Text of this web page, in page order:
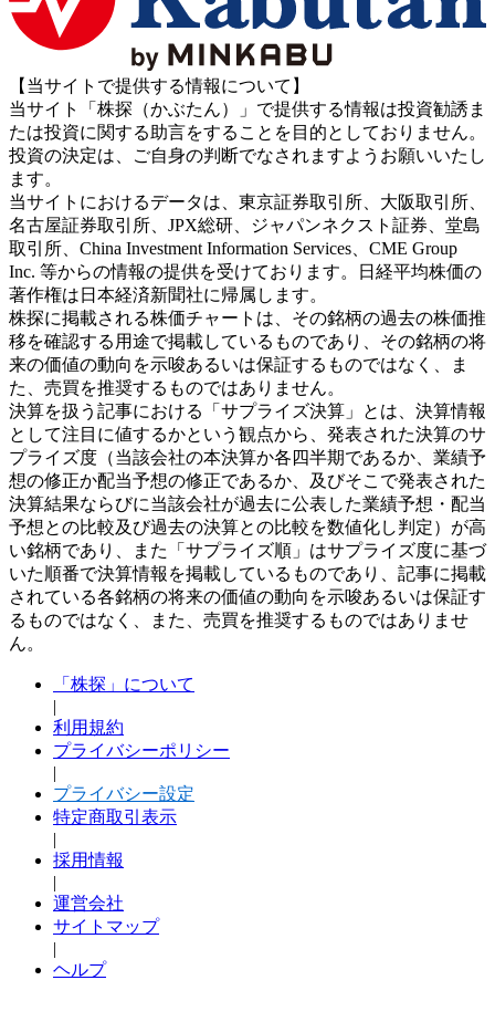
【当サイトで提供する情報について】
当サイト「株探（かぶたん）」で提供する情報は投資勧誘ま
たは投資に関する助言をすることを目的としておりません。
投資の決定は、ご自身の判断でなされますようお願いいたし
ます。
当サイトにおけるデータは、東京証券取引所、大阪取引所、
名古屋証券取引所、JPX総研、ジャパンネクスト証券、堂島
取引所、China Investment Information Services、CME Group
Inc. 等からの情報の提供を受けております。日経平均株価の
著作権は日本経済新聞社に帰属します。
株探に掲載される株価チャートは、その銘柄の過去の株価推
移を確認する用途で掲載しているものであり、その銘柄の将
来の価値の動向を示唆あるいは保証するものではなく、ま
た、売買を推奨するものではありません。
決算を扱う記事における「サプライズ決算」とは、決算情報
として注目に値するかという観点から、発表された決算のサ
プライズ度（当該会社の本決算か各四半期であるか、業績予
想の修正か配当予想の修正であるか、及びそこで発表された
決算結果ならびに当該会社が過去に公表した業績予想・配当
予想との比較及び過去の決算との比較を数値化し判定）が高
い銘柄であり、また「サプライズ順」はサプライズ度に基づ
いた順番で決算情報を掲載しているものであり、記事に掲載
されている各銘柄の将来の価値の動向を示唆あるいは保証す
るものではなく、また、売買を推奨するものではありませ
ん。
「株探」について
|
利用規約
プライバシーポリシー
|
プライバシー設定
特定商取引表示
|
採用情報
|
運営会社
サイトマップ
|
ヘルプ